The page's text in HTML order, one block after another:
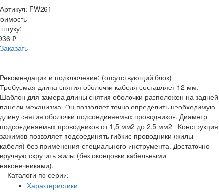
Артикул: FW261
₽
Заказать
Рекомендации и подключение: (отсутствующий блок)
Требуемая длина снятия оболочки кабеля составляет 12 мм.
Шаблон для замера длины снятия оболочки расположен на задней
панели механизма. Он позволяет точно определить необходимую
длину снятия оболочки подсоединяемых проводников. Диаметр
подсоединяемых проводников от 1,5 мм2 до 2,5 мм2 . Конструкция
зажимов позволяет подсоединять гибкие проводники (жилы
кабеля) без применения специального инструмента. Достаточно
вручную скрутить жилы (без оконцовки кабельными
наконечниками).
Каталоги по серии:
Характеристики